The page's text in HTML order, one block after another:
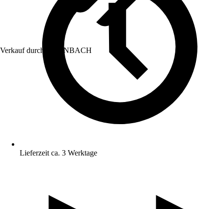
Verkauf durch: HORNBACH
Lieferzeit ca. 3 Werktage